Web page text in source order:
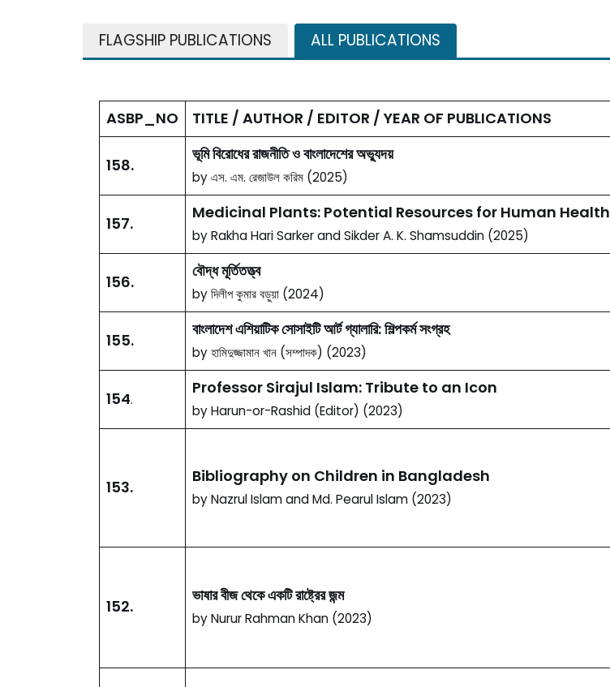
FLAGSHIP PUBLICATIONS ALL PUBLICATIONS
ASBP_NO TITLE / AUTHOR / EDITOR / YEAR OF PUBLICATIONS
158.
ভূমি বিরোধের রাজনীতি ও বাংলাদেশের অভ্যুদয়
by এস. এম. রেজাউল করিম (2025)
157.
Medicinal Plants: Potential Resources for Human Health
by Rakha Hari Sarker and Sikder A. K. Shamsuddin (2025)
156.
বৌদ্ধ মূর্তিতত্ত্ব
by দিলীপ কুমার বড়ুয়া (2024)
155.
বাংলাদেশ এশিয়াটিক সোসাইটি আর্ট গ্যালারি: শিল্পকর্ম সংগ্রহ
by হামিদুজ্জামান খান (সম্পাদক) (2023)
154.
Professor Sirajul Islam: Tribute to an Icon
by Harun-or-Rashid (Editor) (2023)
153.
Bibliography on Children in Bangladesh
by Nazrul Islam and Md. Pearul Islam (2023)
152.
ভাষার বীজ থেকে একটি রাষ্ট্রের জন্ম
by Nurur Rahman Khan (2023)